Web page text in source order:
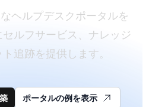
ヘルプデスクポータルを
ルフサービス、ナレッジ
追跡を提供します。
ポータルの例を表示